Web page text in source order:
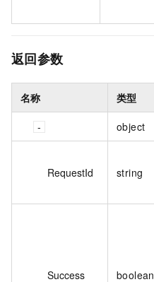
返回参数
名称 类型
object
RequestId string
Success boolean